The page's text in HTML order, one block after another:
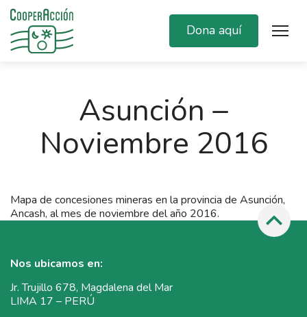
Dona aquí
Asunción –
Noviembre 2016
Mapa de concesiones mineras en la provincia de Asunción,
Ancash, al mes de noviembre del año 2016.
Nos ubicamos en:
Jr. Trujillo 678, Magdalena del Mar
LIMA 17 – PERÚ